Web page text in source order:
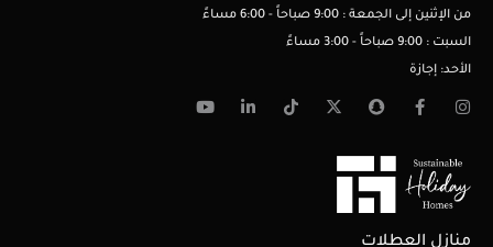
من الإثنين إلى الجمعة : 9:00 صباحاً - 6:00 مساءً
السبت : 9:00 صباحاً - 3:00 مساءً
الأحد: إجازة
منازل العطلات